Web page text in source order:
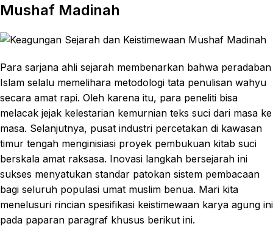
Mushaf Madinah
Para sarjana ahli sejarah membenarkan bahwa peradaban
Islam selalu memelihara metodologi tata penulisan wahyu
secara amat rapi. Oleh karena itu, para peneliti bisa
melacak jejak kelestarian kemurnian teks suci dari masa ke
masa. Selanjutnya, pusat industri percetakan di kawasan
timur tengah menginisiasi proyek pembukuan kitab suci
berskala amat raksasa. Inovasi langkah bersejarah ini
sukses menyatukan standar patokan sistem pembacaan
bagi seluruh populasi umat muslim benua. Mari kita
menelusuri rincian spesifikasi keistimewaan karya agung ini
pada paparan paragraf khusus berikut ini.